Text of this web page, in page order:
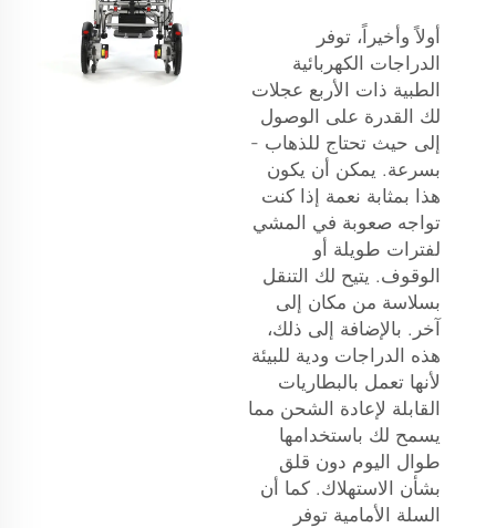
أولاً وأخيراً، توفر
الدراجات الكهربائية
الطبية ذات الأربع عجلات
لك القدرة على الوصول
إلى حيث تحتاج للذهاب -
بسرعة. يمكن أن يكون
هذا بمثابة نعمة إذا كنت
تواجه صعوبة في المشي
لفترات طويلة أو
الوقوف. يتيح لك التنقل
بسلاسة من مكان إلى
آخر. بالإضافة إلى ذلك،
هذه الدراجات ودية للبيئة
لأنها تعمل بالبطاريات
القابلة لإعادة الشحن مما
يسمح لك باستخدامها
طوال اليوم دون قلق
بشأن الاستهلاك. كما أن
السلة الأمامية توفر